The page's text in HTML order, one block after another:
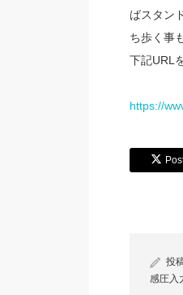
ばスタン
ち歩く事
下記URL
https://
投
感圧入